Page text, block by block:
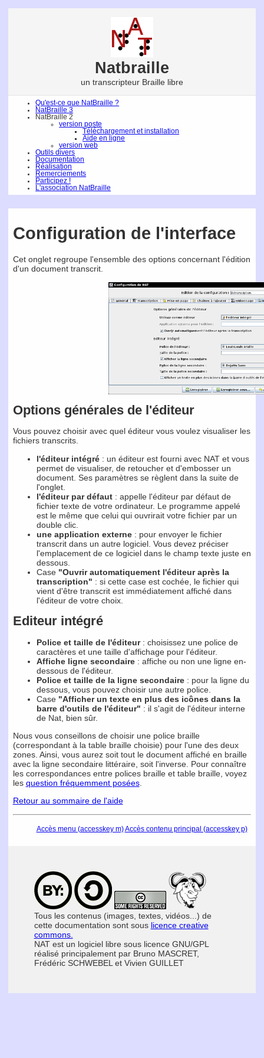
Natbraille
un transcripteur Braille libre
Qu'est-ce que NatBraille ?
NatBraille 3
NatBraille 2
version poste
Téléchargement et installation
Aide en ligne
version web
Outils divers
Documentation
Réalisation
Remerciements
Participez !
L'association NatBraille
Configuration de l'interface
Cet onglet regroupe l'ensemble des options concernant l'édition
d'un document transcrit.
Options générales de l'éditeur
Vous pouvez choisir avec quel éditeur vous voulez visualiser les
fichiers transcrits.
l'éditeur intégré: un éditeur est fourni avec NAT et vous
permet de visualiser, de retoucher et d'embosser un
document. Ses paramètres se règlent dans la suite de
l'onglet.
l'éditeur par défaut: appelle l'éditeur par défaut de
fichier texte de votre ordinateur. Le programme appelé
est le même que celui qui ouvrirait votre fichier par un
double clic.
une application externe: pour envoyer le fichier
transcrit dans un autre logiciel. Vous devez préciser
l'emplacement de ce logiciel dans le champ texte juste en
dessous.
Case "Ouvrir automatiquement l'éditeur après la
transcription" : si cette case est cochée, le fichier qui
vient d'être transcrit est immédiatement affiché dans
l'éditeur de votre choix.
Editeur intégré
Police et taille de l'éditeur: choisissez une police de
caractères et une taille d'affichage pour l'éditeur.
Affiche ligne secondaire: affiche ou non une ligne en-
dessous de l'éditeur.
Police et taille de la ligne secondaire: pour la ligne du
dessous, vous pouvez choisir une autre police.
Case "Afficher un texte en plus des icônes dans la
barre d'outils de l'éditeur" : il s'agit de l'éditeur interne
de Nat, bien sûr.
Nous vous conseillons de choisir une police braille
(correspondant à la table braille choisie) pour l'une des deux
zones. Ainsi, vous aurez soit tout le document affiché en braille
avec la ligne secondaire littéraire, soit l'inverse. Pour connaître
les correspondances entre polices braille et table braille, voyez
les question fréquemment posées.
Retour au sommaire de l'aide
Accès menu (accesskey m)Accès contenu principal (accesskey p)
Tous les contenus (images, textes, vidéos...) de
cette documentation sont sous licence creative
commons.
NAT est un logiciel libre sous licence GNU/GPL
réalisé principalement par Bruno MASCRET,
Frédéric SCHWEBEL et Vivien GUILLET